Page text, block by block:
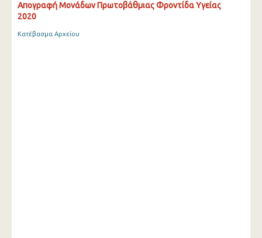
Απογραφή Μονάδων Πρωτοβάθμιας Φροντίδα Υγείας
2020
Κατέβασμα Αρχείου